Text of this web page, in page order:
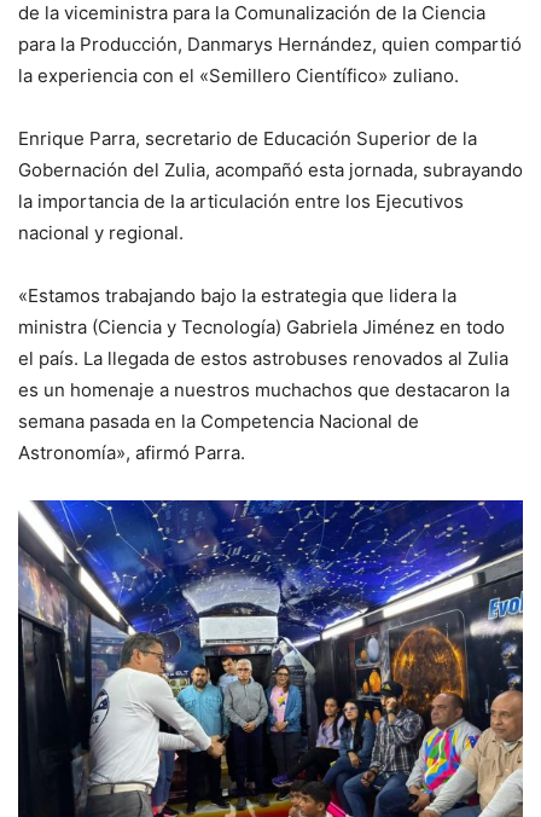
de la viceministra para la Comunalización de la Ciencia
para la Producción, Danmarys Hernández, quien compartió
la experiencia con el «Semillero Científico» zuliano.
Enrique Parra, secretario de Educación Superior de la
Gobernación del Zulia, acompañó esta jornada, subrayando
la importancia de la articulación entre los Ejecutivos
nacional y regional.
«Estamos trabajando bajo la estrategia que lidera la
ministra (Ciencia y Tecnología) Gabriela Jiménez en todo
el país. La llegada de estos astrobuses renovados al Zulia
es un homenaje a nuestros muchachos que destacaron la
semana pasada en la Competencia Nacional de
Astronomía», afirmó Parra.